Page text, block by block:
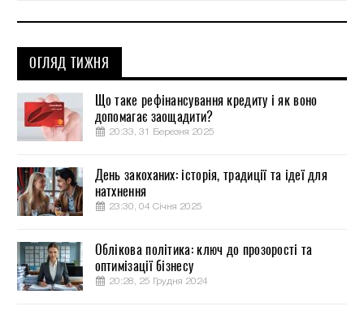
ОГЛЯД ТИЖНЯ
Що таке рефінансування кредиту і як воно
допомагає заощадити?
20:33, 31 Березня 2025
День закоханих: історія, традиції та ідеї для
натхнення
23:30, 04 Січня 2025
Облікова політика: ключ до прозорості та
оптимізації бізнесу
20:28, 25 Грудня 2024